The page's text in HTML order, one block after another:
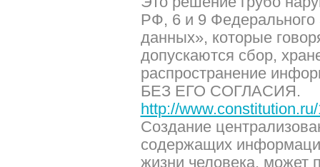
РФ, 6 и 9
данных», которые
допускаются сбор,
распространение
БЕЗ ЕГО СОГЛАСИЯ.
http://
Создание
содержащих
жизни человека, может